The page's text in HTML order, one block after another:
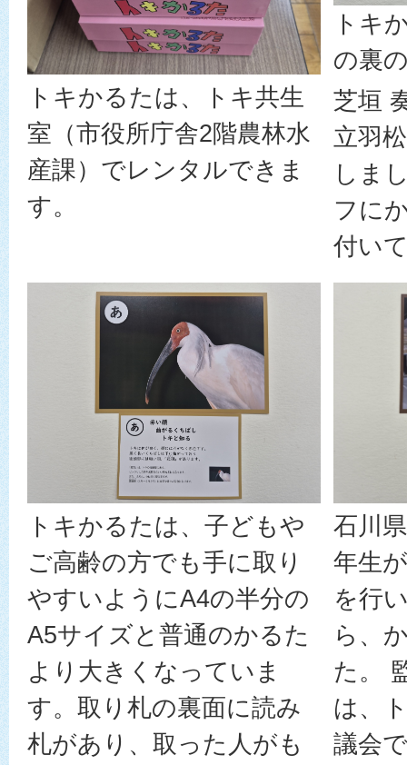
トキかるたは、トキ共生
室（市役所庁舎2階農林水
産課）でレンタルできま
す。
トキ
の裏
芝垣
立羽
しま
フに
付い
トキかるたは、子どもや
ご高齢の方でも手に取り
やすいようにA4の半分の
A5サイズと普通のかるた
より大きくなっていま
す。取り札の裏面に読み
札があり、取った人がも
石川
年生
を行
ら、
た。
は、
議会